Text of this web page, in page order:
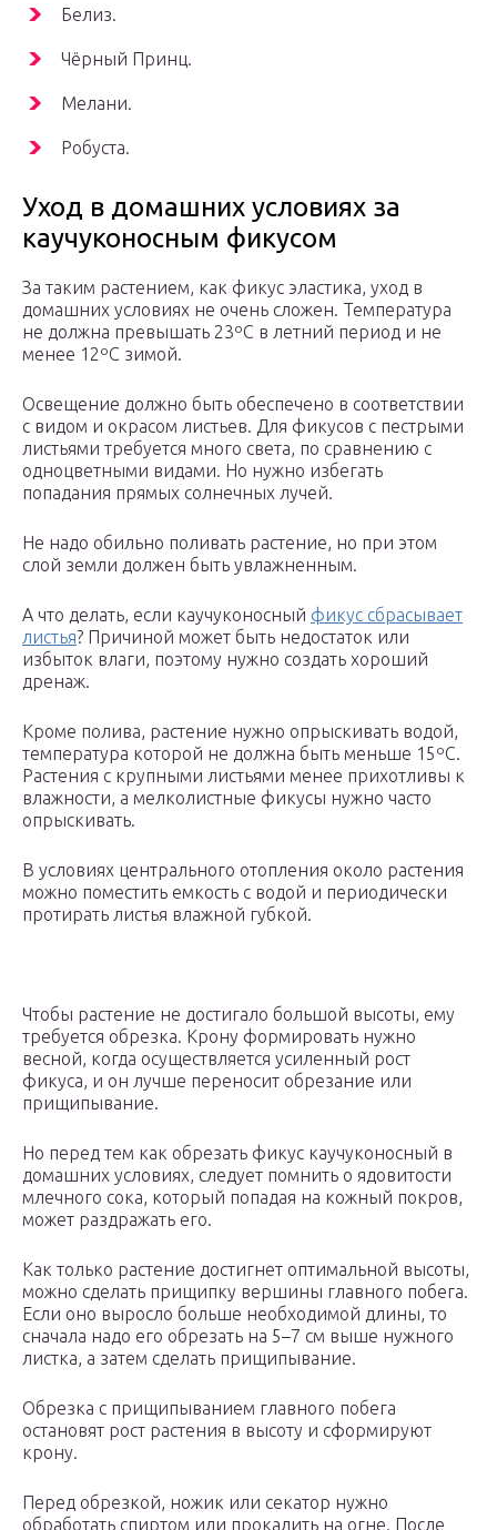
Белиз.
Чёрный Принц.
Мелани.
Робуста.
Уход в домашних условиях за
каучуконосным фикусом
За таким растением, как фикус эластика, уход в
домашних условиях не очень сложен. Температура
не должна превышать 23ºC в летний период и не
менее 12ºC зимой.
Освещение должно быть обеспечено в соответствии
с видом и окрасом листьев. Для фикусов с пестрыми
листьями требуется много света, по сравнению с
одноцветными видами. Но нужно избегать
попадания прямых солнечных лучей.
Не надо обильно поливать растение, но при этом
слой земли должен быть увлажненным.
А что делать, если каучуконосный фикус сбрасывает
листья? Причиной может быть недостаток или
избыток влаги, поэтому нужно создать хороший
дренаж.
Кроме полива, растение нужно опрыскивать водой,
температура которой не должна быть меньше 15ºC.
Растения с крупными листьями менее прихотливы к
влажности, а мелколистные фикусы нужно часто
опрыскивать.
В условиях центрального отопления около растения
можно поместить емкость с водой и периодически
протирать листья влажной губкой.
Чтобы растение не достигало большой высоты, ему
требуется обрезка. Крону формировать нужно
весной, когда осуществляется усиленный рост
фикуса, и он лучше переносит обрезание или
прищипывание.
Но перед тем как обрезать фикус каучуконосный в
домашних условиях, следует помнить о ядовитости
млечного сока, который попадая на кожный покров,
может раздражать его.
Как только растение достигнет оптимальной высоты,
можно сделать прищипку вершины главного побега.
Если оно выросло больше необходимой длины, то
сначала надо его обрезать на 5–7 см выше нужного
листка, а затем сделать прищипывание.
Обрезка с прищипыванием главного побега
остановят рост растения в высоту и сформируют
крону.
Перед обрезкой, ножик или секатор нужно
обработать спиртом или прокалить на огне. После